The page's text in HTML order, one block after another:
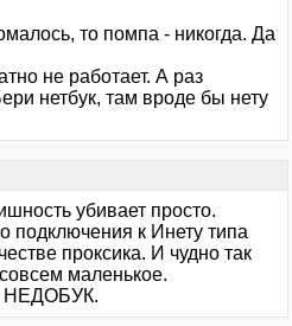
то помпа - никогда. Да
не работает. А раз
нетбук, там вроде бы нету
убивает просто.
подключения к Инету типа
проксика. И чудно так
маленькое.
НЕДОБУК.